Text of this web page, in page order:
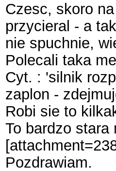
Czesc, skoro
przycieral - a
nie spuchnie,
Polecali taka
Cyt. : 'silnik
zaplon -
Robi sie to
To bardzo
Pozdrawiam.